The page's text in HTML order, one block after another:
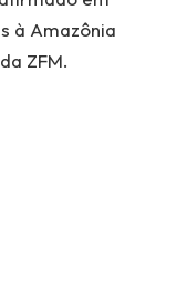
à Amazônia
ZFM.